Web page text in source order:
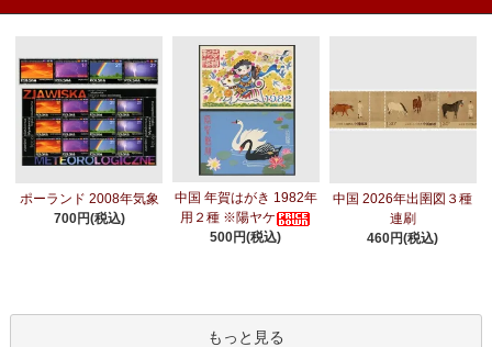
ポーランド 2008年気象
700円(税込)
中国 年賀はがき 1982年
用２種 ※陽ヤケ
500円(税込)
中国 2026年出圉図３種
連刷
460円(税込)
もっと見る